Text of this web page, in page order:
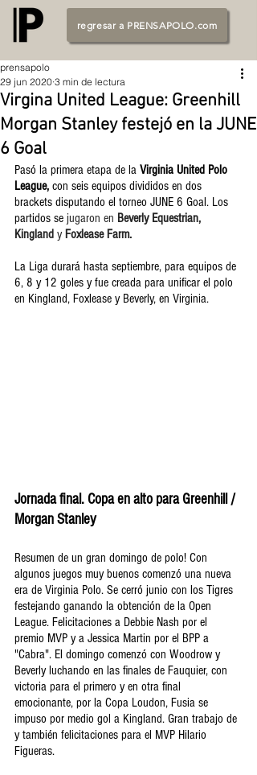
regresar a PRENSAPOLO.com
Virgina United League: Greenhill
Morgan Stanley festejó en la JUNE
6 Goal
prensapolo
29 jun 2020 3 min de lectura
Pasó la primera etapa de la Virginia United Polo
League, con seis equipos divididos en dos
brackets disputando el torneo JUNE 6 Goal. Los
partidos se jugaron en Beverly Equestrian,
Kingland y Foxlease Farm.
La Liga durará hasta septiembre, para equipos de
6, 8 y 12 goles y fue creada para unificar el polo
en Kingland, Foxlease y Beverly, en Virginia.
Jornada final. Copa en alto para Greenhill /
Morgan Stanley
Resumen de un gran domingo de polo! Con
algunos juegos muy buenos comenzó una nueva
era de Virginia Polo. Se cerró junio con los Tigres
festejando ganando la obtención de la Open
League. Felicitaciones a Debbie Nash por el
premio MVP y a Jessica Martin por el BPP a
"Cabra". El domingo comenzó con Woodrow y
Beverly luchando en las finales de Fauquier, con
victoria para el primero y en otra final
emocionante, por la Copa Loudon, Fusia se
impuso por medio gol a Kingland. Gran trabajo de
y también felicitaciones para el MVP Hilario
Figueras.